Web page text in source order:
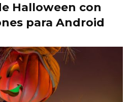
Halloween con
para Android